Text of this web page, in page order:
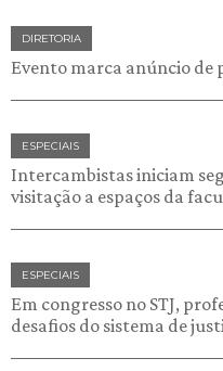
DIRETORIA
Evento marca anúncio de
ESPECIAIS
Intercambistas iniciam
visitação a espaços da
ESPECIAIS
Em congresso no STJ,
desafios do sistema de